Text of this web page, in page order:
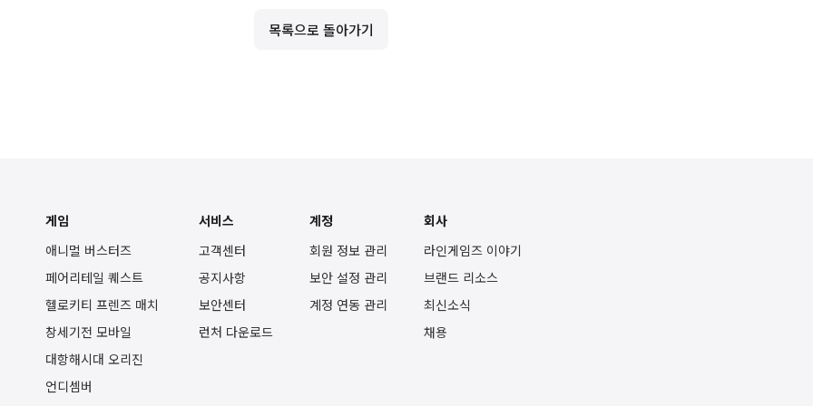
목록으로 돌아가기
게임
애니멀 버스터즈
페어리테일 퀘스트
헬로키티 프렌즈 매치
창세기전 모바일
대항해시대 오리진
언디셈버
서비스
고객센터
공지사항
보안센터
런처 다운로드
계정
회원 정보 관리
보안 설정 관리
계정 연동 관리
회사
라인게임즈 이야기
브랜드 리소스
최신소식
채용